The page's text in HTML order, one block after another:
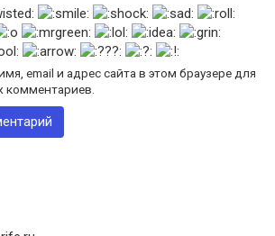
email и адрес сайта в этом браузере для